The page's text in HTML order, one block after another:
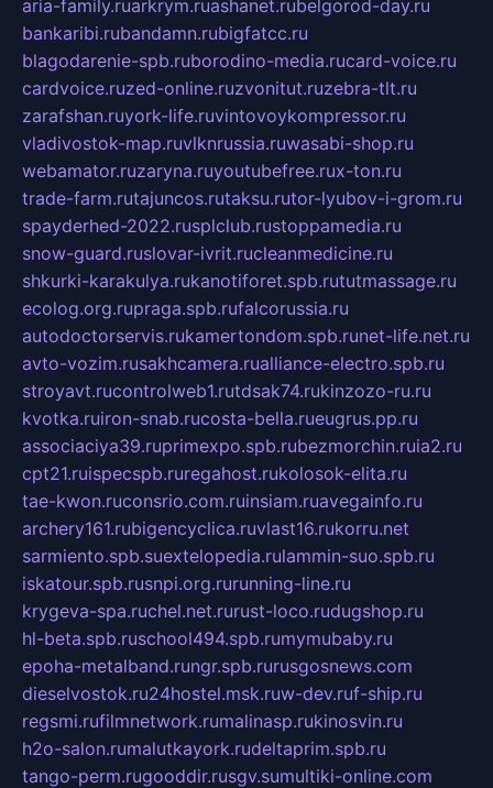
aria-family.ruarkrym.ruashanet.rubelgorod-day.ru
bankaribi.rubandamn.rubigfatcc.ru
blagodarenie-spb.ruborodino-media.rucard-voice.ru
cardvoice.ruzed-online.ruzvonitut.ruzebra-tlt.ru
zarafshan.ruyork-life.ruvintovoykompressor.ru
vladivostok-map.ruvlknrussia.ruwasabi-shop.ru
webamator.ruzaryna.ruyoutubefree.rux-ton.ru
trade-farm.rutajuncos.rutaksu.rutor-lyubov-i-grom.ru
spayderhed-2022.rusplclub.rustoppamedia.ru
snow-guard.ruslovar-ivrit.rucleanmedicine.ru
shkurki-karakulya.rukanotiforet.spb.rututmassage.ru
ecolog.org.rupraga.spb.rufalcorussia.ru
autodoctorservis.rukamertondom.spb.runet-life.net.ru
avto-vozim.rusakhcamera.rualliance-electro.spb.ru
stroyavt.rucontrolweb1.rutdsak74.rukinzozo-ru.ru
kvotka.ruiron-snab.rucosta-bella.rueugrus.pp.ru
associaciya39.ruprimexpo.spb.rubezmorchin.ruia2.ru
cpt21.ruispecspb.ruregahost.rukolosok-elita.ru
tae-kwon.ruconsrio.com.ruinsiam.ruavegainfo.ru
archery161.rubigencyclica.ruvlast16.rukorru.net
sarmiento.spb.suextelopedia.rulammin-suo.spb.ru
iskatour.spb.rusnpi.org.rurunning-line.ru
krygeva-spa.ruchel.net.rurust-loco.rudugshop.ru
hl-beta.spb.ruschool494.spb.rumymubaby.ru
epoha-metalband.rungr.spb.rurusgosnews.com
dieselvostok.ru24hostel.msk.ruw-dev.ruf-ship.ru
regsmi.rufilmnetwork.rumalinasp.rukinosvin.ru
h2o-salon.rumalutkayork.rudeltaprim.spb.ru
tango-perm.rugooddir.rusgv.sumultiki-online.com